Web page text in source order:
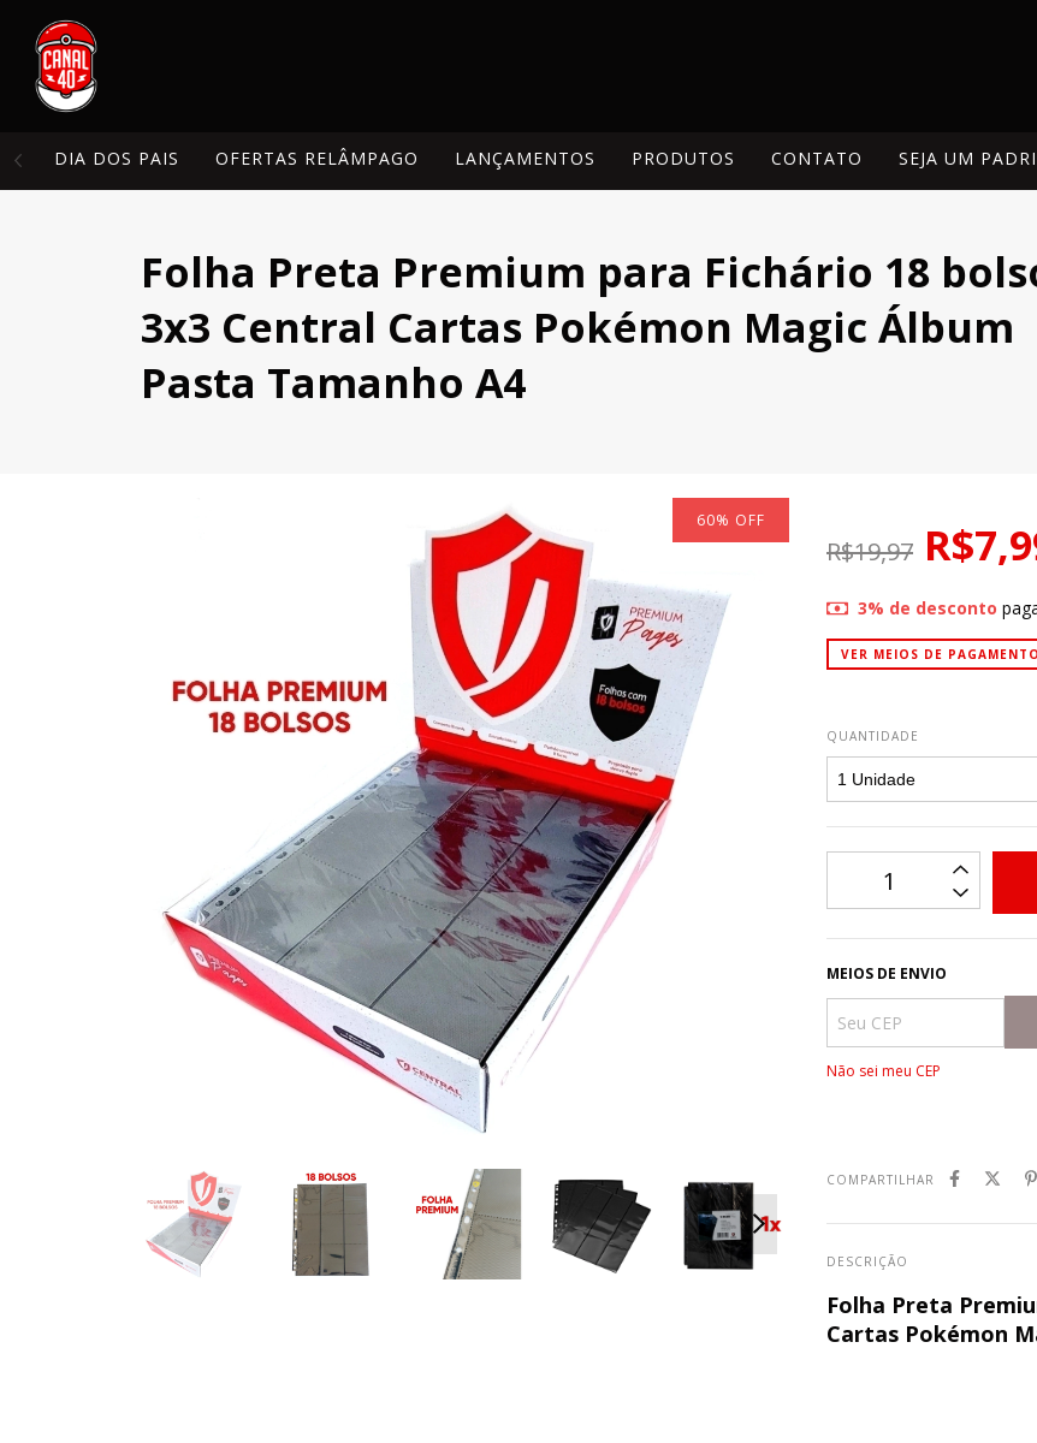
DIA DOS PAIS OFERTAS RELÂMPAGO LANÇAMENTOS PRODUTOS CONTATO SEJA UM
Folha Preta Premium para Fichário 18
3x3 Central Cartas Pokémon Magic Álbum
Pasta Tamanho A4
60% OFF
R$19,97
3% de desconto
VER MEIOS DE PAGAMENTO
QUANTIDADE
MEIOS DE ENVIO
Não sei meu CEP
COMPARTILHAR
DESCRIÇÃO
Folha Preta
Cartas Pokémon